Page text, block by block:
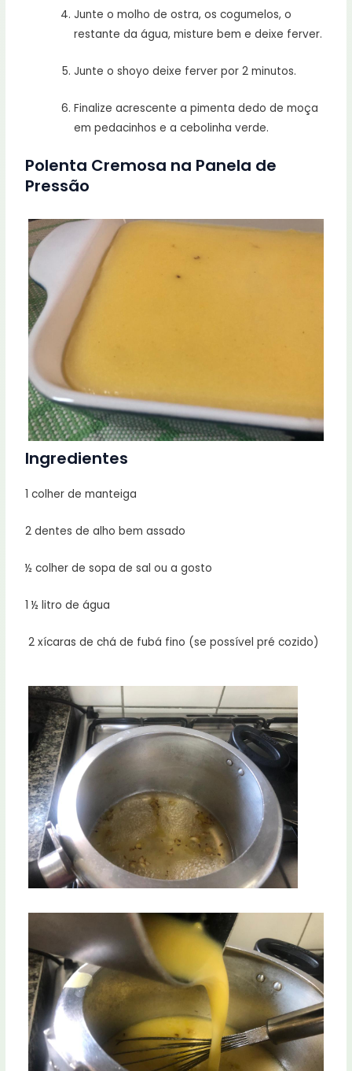
Junte o molho de ostra, os cogumelos, o
restante da água, misture bem e deixe ferver.
Junte o shoyo deixe ferver por 2 minutos.
Finalize acrescente a pimenta dedo de moça
em pedacinhos e a cebolinha verde.
Polenta Cremosa na Panela de
Pressão
Ingredientes
1 colher de manteiga
2 dentes de alho bem assado
½ colher de sopa de sal ou a gosto
1 ½ litro de água
2 xícaras de chá de fubá fino (se possível pré cozido)